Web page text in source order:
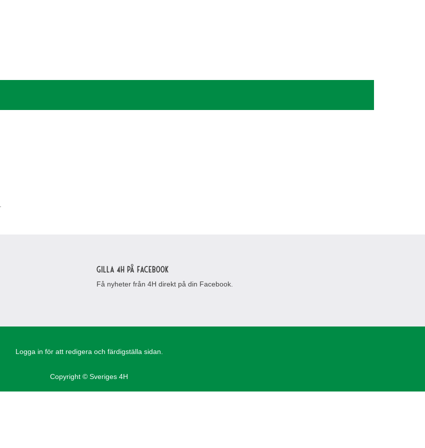
Gilla 4H på Facebook
Få nyheter från 4H direkt på din Facebook.
Logga in för att redigera och färdigställa sidan.
Copyright © Sveriges 4H